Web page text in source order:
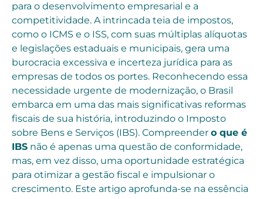
para o desenvolvimento empresarial e a
competitividade. A intrincada teia de impostos,
como o ICMS e o ISS, com suas múltiplas alíquotas
e legislações estaduais e municipais, gera uma
burocracia excessiva e incerteza jurídica para as
empresas de todos os portes. Reconhecendo essa
necessidade urgente de modernização, o Brasil
embarca em uma das mais significativas reformas
fiscais de sua história, introduzindo o Imposto
sobre Bens e Serviços (IBS). Compreender o que é
IBS não é apenas uma questão de conformidade,
mas, em vez disso, uma oportunidade estratégica
para otimizar a gestão fiscal e impulsionar o
crescimento. Este artigo aprofunda-se na essência